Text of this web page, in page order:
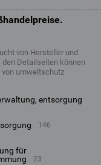
von Hersteller und
Detailseiten können
von umweltschutz
entsorgung
146
23